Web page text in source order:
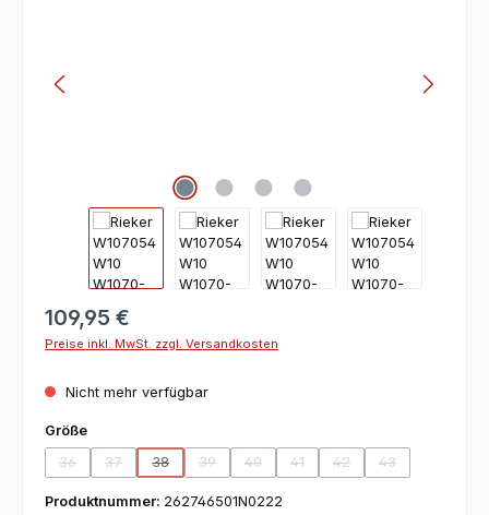
109,95 €
Preise inkl. MwSt. zzgl. Versandkosten
Nicht mehr verfügbar
Größeauswählen
36
(Diese Option ist zurzeit nicht verfügbar.)
37
(Diese Option ist zurzeit nicht verfügbar.)
38
(Diese Option ist zurzeit nicht verfügbar.)
39
(Diese Option ist zurzeit nicht verfügbar.)
40
(Diese Option ist zurzeit nicht
41
(Diese Option ist zurzeit nicht
42
(Diese Option ist
43
(Diese Option
Produktnummer: 262746501N0222